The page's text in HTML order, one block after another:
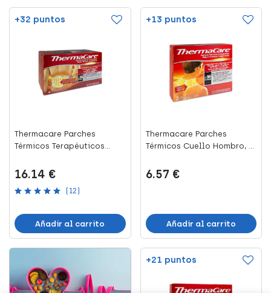
+32 puntos
Thermacare Parches
Térmicos Terapéuticos
16.14 €
(12)
Añadir al carrito
+13 puntos
Thermacare Parches
Térmicos Cuello Hombro, 2
6.57 €
Añadir al carrito
+21 puntos